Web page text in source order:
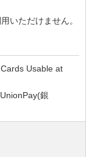
いただけません。
Usable at
銀